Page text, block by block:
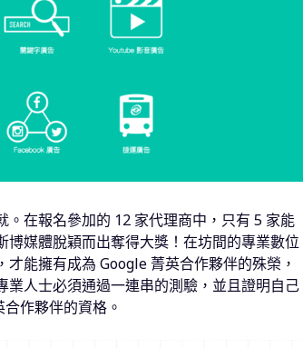
在報名參加的 12 家代理商中，只有 5 家能
媒體脫穎而出奪得大獎！在坊間的專業數位
能擁有成為 Google 菁英合作夥伴的殊榮，
人士必須通過一連串的測驗，並且證明自己
作夥伴的資格。